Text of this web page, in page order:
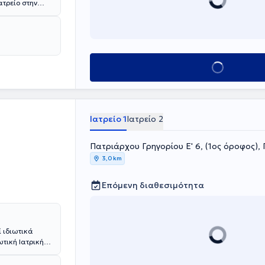
στην
Διατελεί
τις ανάγκες
Κλείσε ραντεβού
Ιατρική
της
Ιατρείο 1Ιατρείο 2
Πατριάρχου Γρηγορίου Ε' 6, (1ος όροφος),
3,0 km
Επόμενη διαθεσιμότητα